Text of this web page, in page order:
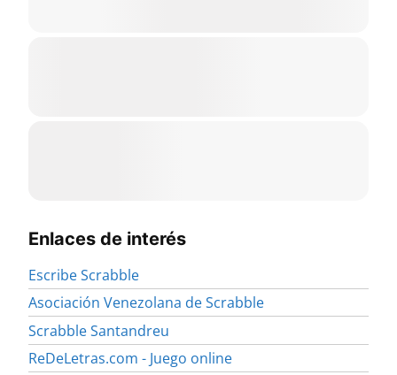
Enlaces de interés
Escribe Scrabble
Asociación Venezolana de Scrabble
Scrabble Santandreu
ReDeLetras.com - Juego online